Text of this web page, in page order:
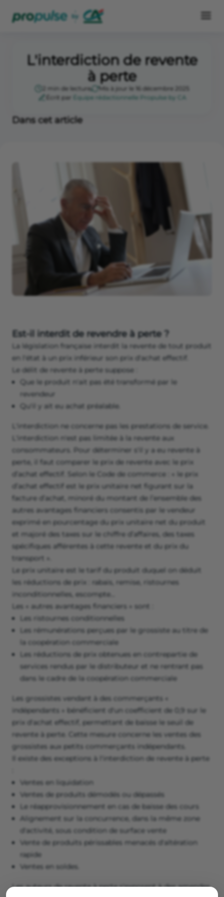
L'interdiction de revente
à perte
2 min de lecture
Mis à jour le 16 décembre 2025
Écrit par
Équipe rédactionnelle Propulse by CA
Dans cet article
Est-il interdit de revendre à perte ?
La législation française interdit la revente de tout produit
en l'état à un prix inférieur son prix d'achat effectif.
Le délit de revente à perte suppose :
Que le produit n'ait pas été transformé par le
revendeur
Qu'il y ait eu achat préalable.
L'interdiction ne concerne pas les prestations de service.
L'interdiction n'est pas limitée à la revente aux
consommateurs. Pour déterminer s'il y a eu revente à
perte, il faut comparer le prix de revente avec le prix
d’achat effectif. Selon le Code de commerce : « le prix
d’achat effectif est le prix unitaire net figurant sur la
facture d’achat, minoré du montant de l’ensemble des
autres avantages financiers consentis par le vendeur
exprimé en pourcentage du prix unitaire net du produit
et majoré des taxes sur le chiffre d’affaires, des taxes
spécifiques afférentes à cette revente et du prix du
transport ».
Le prix unitaire est le tarif du produit duquel on déduit
les réductions de prix : rabais, remise, ristournes
inconditionnelles, escompte…
Les « autres avantages financiers » sont :
Les ristournes conditionnelles
Les rémunérations perçues par le grossiste au titre de
la coopération commerciale
Les réductions de prix obtenues en contrepartie de
services rendus par le distributeur et ne rentrant pas
dans le cadre de la coopération commerciale
Les grossistes vendant à des commerçants «
indépendants » bénéficient d'un coefficient de 0,9 sur le
prix d'achat effectif, permettant de baisse le seuil de
revente à perte. Cette mesure concerne les ventes des
grossistes aux petits commerçants indépendants.
Il existe des exceptions à l'interdiction de revente à perte
Ventes en liquidation
Ventes de produits démodés ou dépassés
Le réapprovisionnement en cas de baisse des cours
Alignement sur la concurrence, dans la même zone
d'activité, sous condition de surface vente
Vente de produits périssables menacés d'altération
rapide
Ventes en soldes.
Les auteurs de revente à perte s'exposent à des amendes